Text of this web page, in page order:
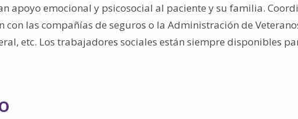
apoyo emocional y psicosocial al paciente y su familia.
las compañías de seguros o la Administración de
etc. Los trabajadores sociales están siempre disponibles